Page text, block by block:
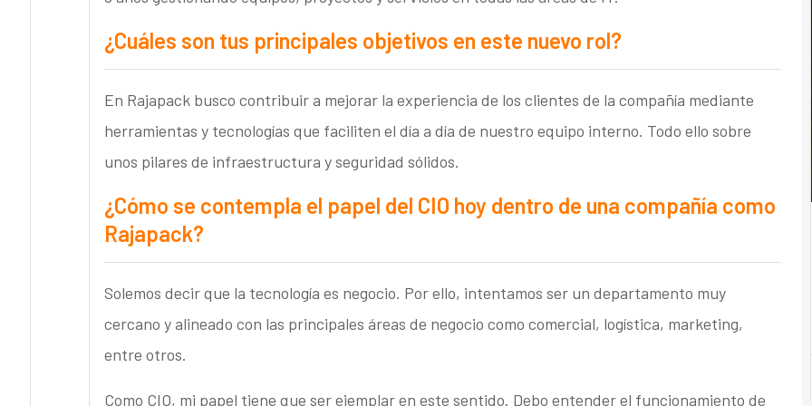
¿Cuáles son tus principales objetivos en este nuevo rol?
En Rajapack busco contribuir a mejorar la experiencia de los clientes de la compañía mediante
herramientas y tecnologías que faciliten el día a día de nuestro equipo interno. Todo ello sobre
unos pilares de infraestructura y seguridad sólidos.
¿Cómo se contempla el papel del CIO hoy dentro de una compañía como
Rajapack?
Solemos decir que la tecnología es negocio. Por ello, intentamos ser un departamento muy
cercano y alineado con las principales áreas de negocio como comercial, logística, marketing,
entre otros.
Como CIO, mi papel tiene que ser ejemplar en este sentido. Debo entender el funcionamiento de